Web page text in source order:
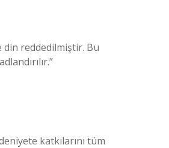
din reddedilmiştir. Bu
katkılarını tüm